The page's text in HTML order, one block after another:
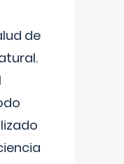
de